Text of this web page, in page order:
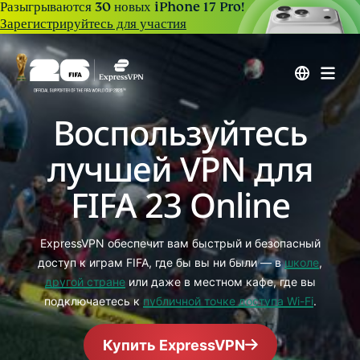
Разыгрываются 30 новых iPhone 17 Pro!
Зарегистрируйтесь для участия
Воспользуйтесь
лучшей VPN для
FIFA 23 Online
ExpressVPN обеспечит вам быстрый и безопасный
доступ к играм FIFA, где бы вы ни были — вшколе,
другой странеили даже в местном кафе, где вы
подключаетесь к публичной точке доступа Wi-Fi.
Купить ExpressVPN